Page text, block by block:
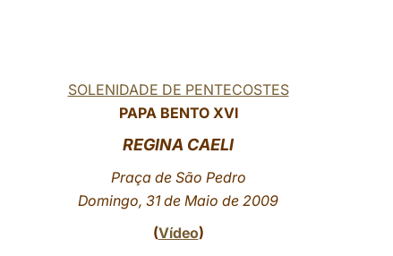
SOLENIDADE DE PENTECOSTES
PAPA BENTO XVI
REGINA CAELI
Praça de São Pedro
Domingo, 31 de Maio de 2009
(Vídeo)